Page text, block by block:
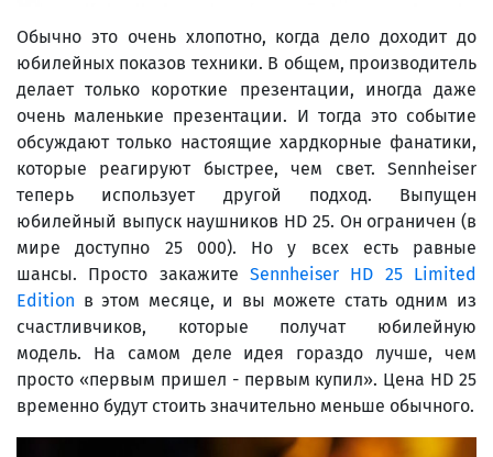
Обычно это очень хлопотно, когда дело доходит до
юбилейных показов техники. В общем, производитель
делает только короткие презентации, иногда даже
очень маленькие презентации. И тогда это событие
обсуждают только настоящие хардкорные фанатики,
которые реагируют быстрее, чем свет. Sennheiser
теперь использует другой подход. Выпущен
юбилейный выпуск наушников HD 25. Он ограничен (в
мире доступно 25 000). Но у всех есть равные
шансы. Просто закажите Sennheiser HD 25 Limited
Edition в этом месяце, и вы можете стать одним из
счастливчиков, которые получат юбилейную
модель. На самом деле идея гораздо лучше, чем
просто «первым пришел - первым купил». Цена HD 25
временно будут стоить значительно меньше обычного.